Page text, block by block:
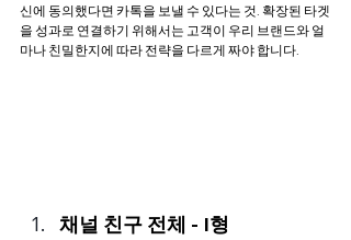
신에 동의했다면 카톡을 보낼 수 있다는 것. 확장된 타겟
을 성과로 연결하기 위해서는 고객이 우리 브랜드와 얼
마나 친밀한지에 따라 전략을 다르게 짜야 합니다.
채널 친구 전체 - I형